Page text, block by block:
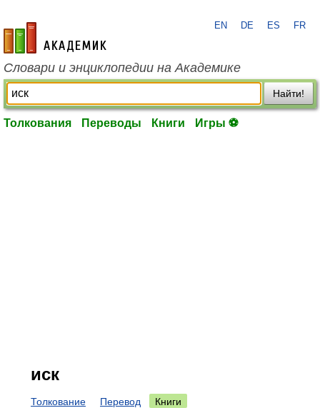
academic.ru
EN DE ES FR
Словари и энциклопедии на Академике
Найти!
Толкования Переводы Книги Игры ⚽
иск
Толкование Перевод
Книги